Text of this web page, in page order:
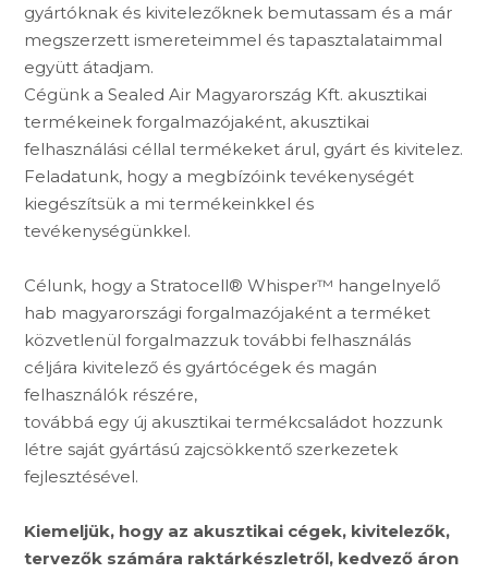
gyártóknak és kivitelezőknek bemutassam és a már
megszerzett ismereteimmel és tapasztalataimmal
együtt átadjam.
Cégünk a Sealed Air Magyarország Kft. akusztikai
termékeinek forgalmazójaként, akusztikai
felhasználási céllal termékeket árul, gyárt és kivitelez.
Feladatunk, hogy a megbízóink tevékenységét
kiegészítsük a mi termékeinkkel és
tevékenységünkkel.
Célunk, hogy a Stratocell® Whisper™ hangelnyelő
hab magyarországi forgalmazójaként a terméket
közvetlenül forgalmazzuk további felhasználás
céljára kivitelező és gyártócégek és magán
felhasználók részére,
továbbá egy új akusztikai termékcsaládot hozzunk
létre saját gyártású zajcsökkentő szerkezetek
fejlesztésével.
Kiemeljük, hogy az akusztikai cégek, kivitelezők,
tervezők számára raktárkészletről, kedvező áron